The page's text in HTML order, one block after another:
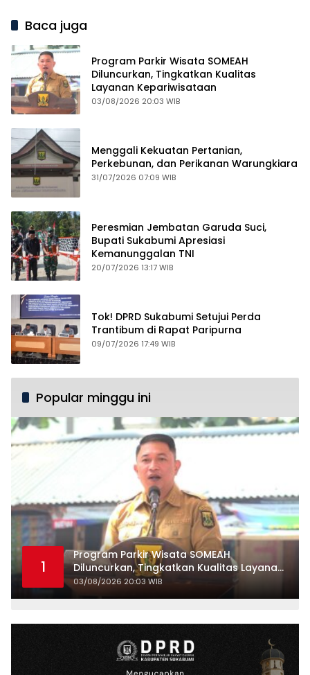
Baca juga
Program Parkir Wisata SOMEAH
Diluncurkan, Tingkatkan Kualitas
Layanan Kepariwisataan
03/08/2026 20:03 WIB
Menggali Kekuatan Pertanian,
Perkebunan, dan Perikanan Warungkiara
31/07/2026 07:09 WIB
Peresmian Jembatan Garuda Suci,
Bupati Sukabumi Apresiasi
Kemanunggalan TNI
20/07/2026 13:17 WIB
Tok! DPRD Sukabumi Setujui Perda
Trantibum di Rapat Paripurna
09/07/2026 17:49 WIB
Popular minggu ini
1
Program Parkir Wisata SOMEAH
Diluncurkan, Tingkatkan Kualitas Layanan
Kepariwisataan
03/08/2026 20:03 WIB